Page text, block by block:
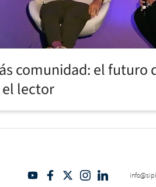
comunidad: el futuro
lector